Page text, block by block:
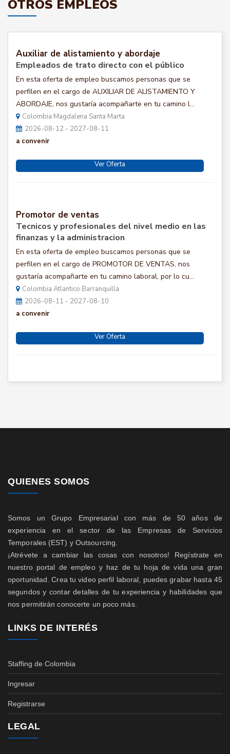
OTROS EMPLEOS
Auxiliar de alistamiento y abordaje
Empleados de trato directo con el público
En esta oferta de empleo buscamos personas que se
perfilen en el cargo de AUXILIAR DE ALISTAMIENTO Y
ABORDAJE, nos gustaría acompañarte en tu camino l...
Colombia Magdalena Santa Marta
2026-08-12 - 2027-08-11
a convenir
Ver Oferta
Promotor de ventas
Tecnicos y profesionales del nivel medio en las
finanzas y la administracion
En esta oferta de empleo buscamos personas que se
perfilen en el cargo de PROMOTOR DE VENTAS, nos
gustaría acompañarte en tu camino laboral, por lo cu...
Colombia Atlantico Barranquilla
2026-08-11 - 2027-08-10
a convenir
Ver Oferta
QUIENES SOMOS
Somos un Grupo Empresarial con más de 50 años de
experiencia en el sector de las Empresas de Servicios
Temporales (EST) y Outsourcing.
¡Atrévete a cambiar las cosas con nosotros! Regístrate en
nuestro portal de empleo y haz de tu hoja de vida una gran
oportunidad. Crea tu video perfil laboral, puedes grabar hasta 45
segundos y contar detalles de tu experiencia y habilidades que
nos permitirán conocerte un poco más.
LINKS DE INTERÉS
Staffing de Colombia
Ingresar
Registrarse
LEGAL